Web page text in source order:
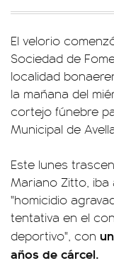
El velorio
Sociedad de
localidad
la mañana del
cortejo fúnebre
Municipal de
Este lunes
Mariano Zitto,
"homicidio
tentativa en el
deportivo", con
años de cárcel.